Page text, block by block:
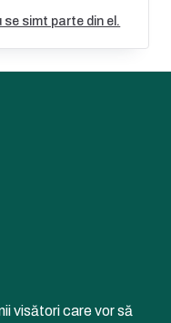
se simt parte din el.
visători care vor să